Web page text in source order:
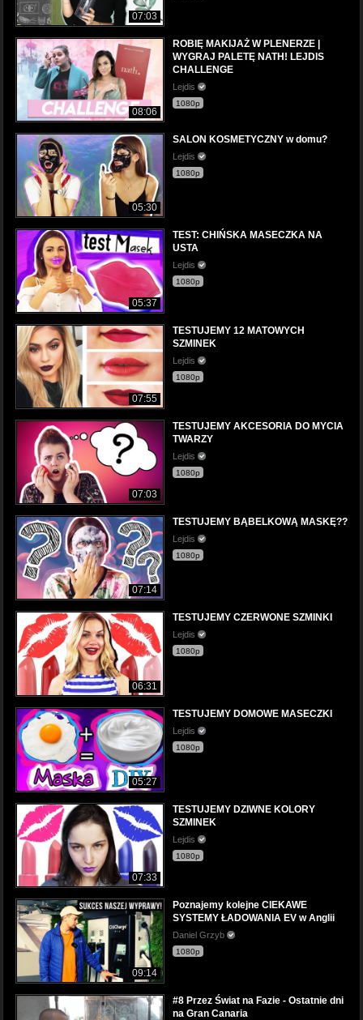
07:03
08:06
ROBIĘ MAKIJAŻ W PLENERZE |
WYGRAJ PALETĘ NATH! LEJDIS
CHALLENGE
Lejdis
1080p
05:30
SALON KOSMETYCZNY w domu?
Lejdis
1080p
05:37
TEST: CHIŃSKA MASECZKA NA
USTA
Lejdis
1080p
07:55
TESTUJEMY 12 MATOWYCH
SZMINEK
Lejdis
1080p
07:03
TESTUJEMY AKCESORIA DO MYCIA
TWARZY
Lejdis
1080p
07:14
TESTUJEMY BĄBELKOWĄ MASKĘ??
Lejdis
1080p
06:31
TESTUJEMY CZERWONE SZMINKI
Lejdis
1080p
05:27
TESTUJEMY DOMOWE MASECZKI
Lejdis
1080p
07:33
TESTUJEMY DZIWNE KOLORY
SZMINEK
Lejdis
1080p
09:14
Poznajemy kolejne CIEKAWE
SYSTEMY ŁADOWANIA EV w Anglii
Daniel Grzyb
1080p
#8 Przez Świat na Fazie - Ostatnie dni
na Gran Canaria